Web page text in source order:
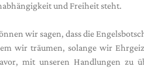
und Freiheit steht.
wir sagen, dass die
wir träumen, solange wir
mit unseren Handlungen zu